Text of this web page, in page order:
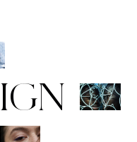
IGN